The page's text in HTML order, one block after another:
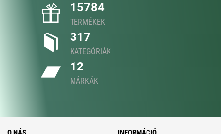
15784
TERMÉKEK
317
KATEGÓRIÁK
12
MÁRKÁK